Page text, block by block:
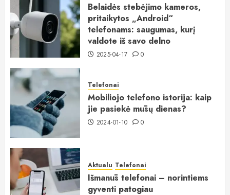
Belaidės stebėjimo kameros,
pritaikytos „Android“
telefonams: saugumas, kurį
valdote iš savo delno
2025-04-17 0
Telefonai
Mobiliojo telefono istorija: kaip
jie pasiekė mūsų dienas?
2024-01-10 0
Aktualu Telefonai
Išmanūs telefonai – norintiems
gyventi patogiau